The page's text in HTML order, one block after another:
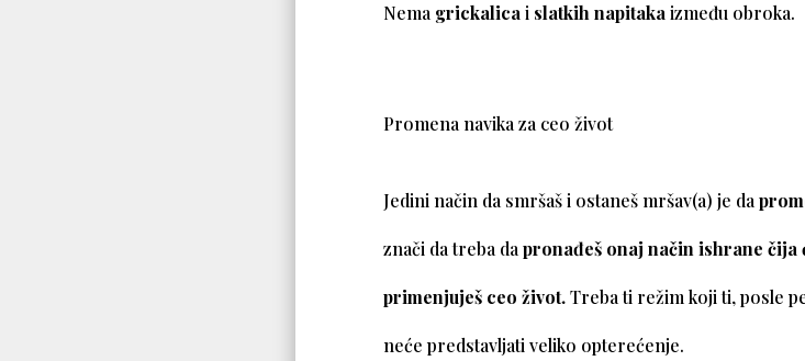
Nema grickalicai slatkih napitakaizmeđu obroka.
Promena navika za ceo život
Jedini način da smršaš i ostaneš mršav(a) je da
znači da treba dapronađeš onaj način ishrane čija
primenjuješ ceo život.Treba ti režim koji ti, posle
neće predstavljati veliko opterećenje.